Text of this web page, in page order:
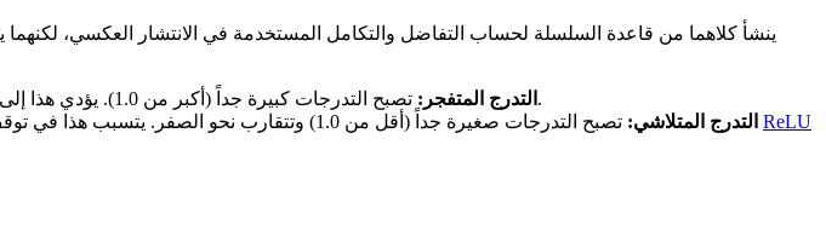
التدرج المتفجر: تصبح التدرجات كبيرة جداً (أكبر من 1.0). يؤدي هذا إلى تحديثات غير مستقرة للأوزان، وفيضان عددي، وتباعد. غالباً ما يتم إصلاحه باستخدام تقليم التدرج.
التدرج المتلاشي: ReLU